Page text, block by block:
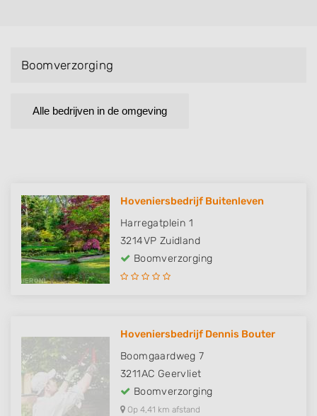
Boomverzorging
Alle bedrijven in de omgeving
Hoveniersbedrijf Buitenleven
Harregatplein 1
3214VP Zuidland
Boomverzorging
Hoveniersbedrijf Dennis Bouter
Boomgaardweg 7
3211AC Geervliet
Boomverzorging
Op 4,41 km afstand